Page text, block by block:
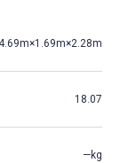
4.69m×1.69m×2.28m
18.07
—kg